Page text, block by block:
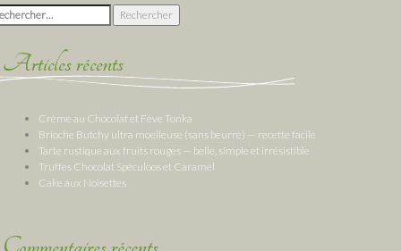
:
Articles récents
Crème au Chocolat et Fève Tonka
Brioche Butchy ultra moelleuse (sans beurre) — recette facile
Tarte rustique aux fruits rouges — belle, simple et irrésistible
Truffes Chocolat Spéculoos et Caramel
Cake aux Noisettes